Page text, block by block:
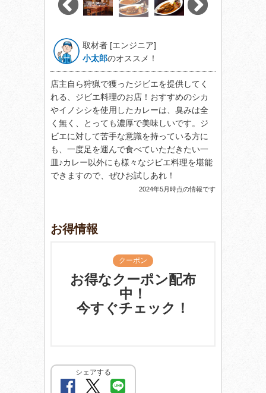
取材者 [エンジニア]
小太郎のオススメ！
店主自ら狩猟で獲ったジビエを提供してく
れる、ジビエ料理のお店！おすすめのシカ
やイノシシを使用したカレーは、臭みは全
く無く、とっても濃厚で美味しいです。ジ
ビエに対して苦手な意識を持っている方に
も、一度足を運んで食べていただきたい一
皿♪カレー以外にも様々なジビエ料理を堪能
できますので、ぜひお試しあれ！
2024年5月時点の情報です
お得情報
クーポン
お得なクーポン配布
中！
今すぐチェック！
シェアする